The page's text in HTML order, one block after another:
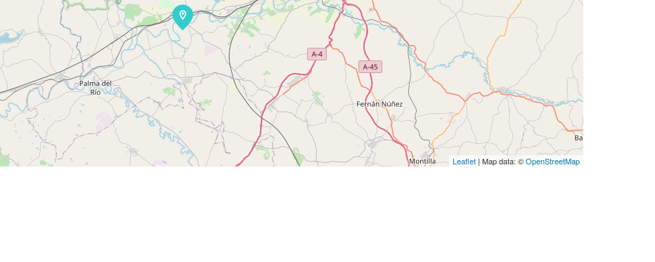
Leaflet | Map data: ©OpenStreetMap